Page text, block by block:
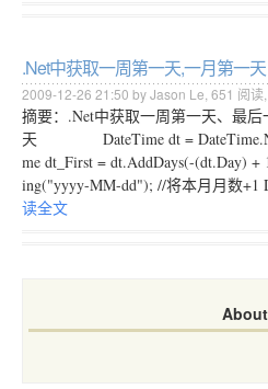
.Net中获取一周第一天,一月第一天
2009-12-26 21:50 by Jason Le, 651 阅读,
摘要：.Net中获取一周第一天、最
天 DateTime dt =
me dt_First = dt.AddDays(-(dt.Day)
ing("yyyy-MM-dd"); //将本月月数+1
读全文
About